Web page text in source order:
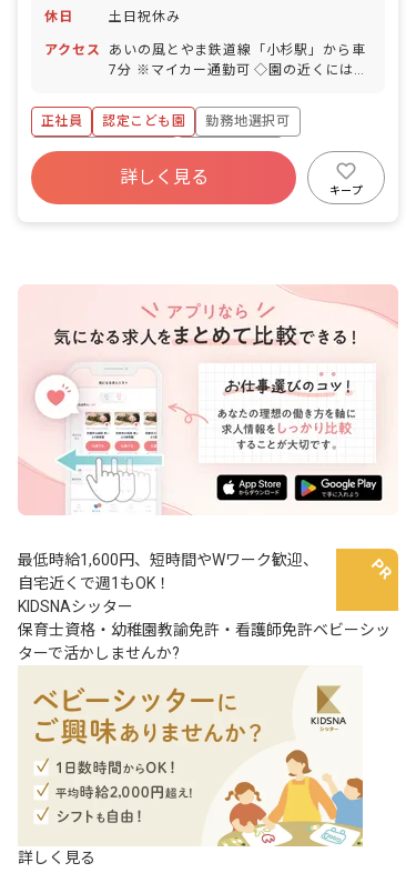
休日 土日祝休み
アクセス
あいの風とやま鉄道線「小杉駅」から車
7分 ※マイカー通勤可 ◇園の近くにはお
の活動も充実しています。子育て支援セ
ンターを併設しており、地域の子育て支
援の拠点として総合的な支援も行なって
います。
正社員 認定こども園
勤務地選択可
ボーナス・賞与あり
社会保険完備
有給
福利厚生充実
詳しく見る
キープ
最低時給1,600円、短時間やWワーク歓迎、
自宅近くで週1もOK！
KIDSNAシッター
保育士資格・幼稚園教諭免許・看護師免許ベビーシッ
ターで活かしませんか?
詳しく見る